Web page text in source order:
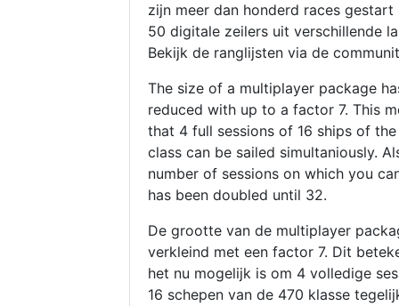
zijn meer dan honderd races gestart
50 digitale zeilers uit verschillende
Bekijk de ranglijsten via de
The size of a multiplayer package
reduced with up to a factor 7. This
that 4 full sessions of 16 ships of
class can be sailed simultaniously.
number of sessions on which you
has been doubled until 32.
De grootte van de multiplayer
verkleind met een factor 7. Dit
het nu mogelijk is om 4 volledige
16 schepen van de 470 klasse